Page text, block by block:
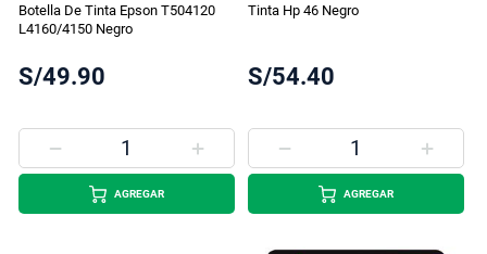
Botella De Tinta Epson T504120
L4160/4150 Negro
S/49.90
AGREGAR
Tinta Hp 46 Negro
S/54.40
AGREGAR